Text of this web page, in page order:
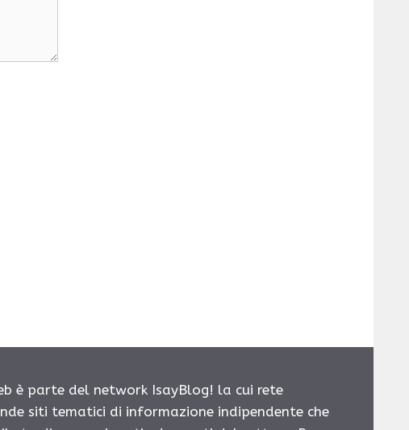
è parte del network IsayBlog! la cui rete
siti tematici di informazione indipendente che